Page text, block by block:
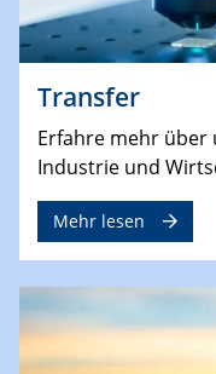
Transfer
Erfahre mehr über
Industrie und
Mehr lesen